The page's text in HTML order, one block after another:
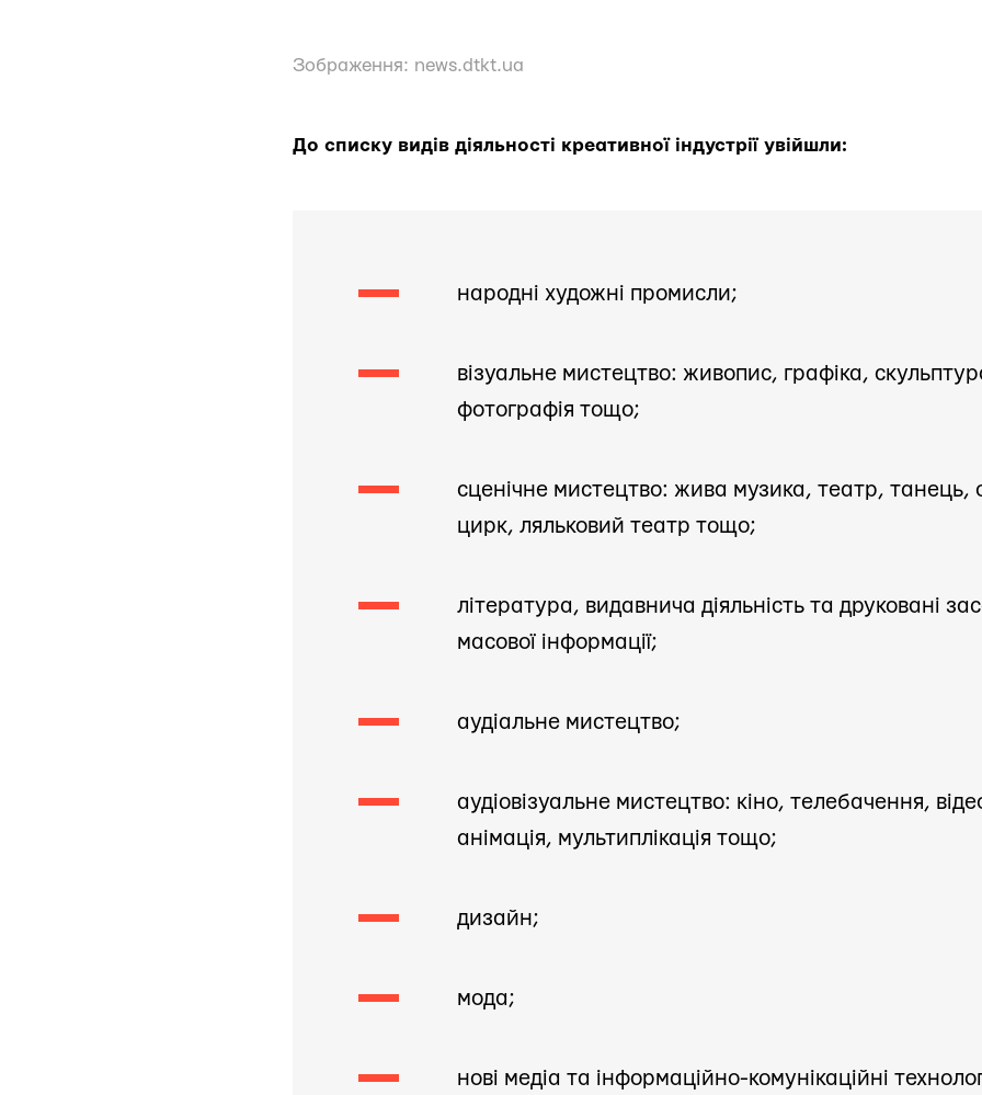
Зображення: news.dtkt.ua
До списку видів діяльності креативної індустрії увійшли:
народні художні промисли;
візуальне мистецтво: живопис, графіка,
фотографія тощо;
сценічне мистецтво: жива музика, театр, танець,
цирк, ляльковий театр тощо;
література, видавнича діяльність та друковані
масової інформації;
аудіальне мистецтво;
аудіовізуальне мистецтво: кіно, телебачення,
анімація, мультиплікація тощо;
дизайн;
мода;
нові медіа та інформаційно-комунікаційні